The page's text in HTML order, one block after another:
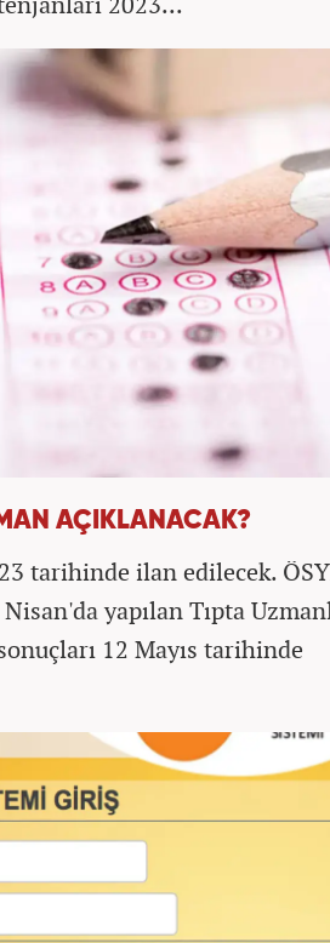
AÇIKLANACAK?
tarihinde ilan edilecek.
yapılan Tıpta
12 Mayıs tarihinde